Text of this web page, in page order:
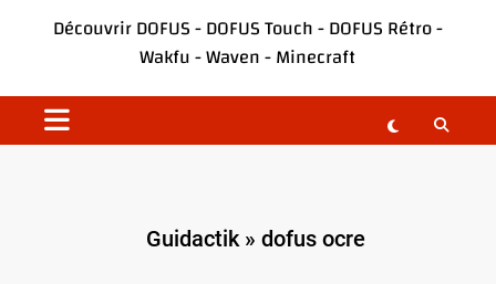
DécouvrirDOFUS-DOFUS Touch-DOFUS Rétro-
Wakfu-Waven-Minecraft
Guidactik» dofus ocre